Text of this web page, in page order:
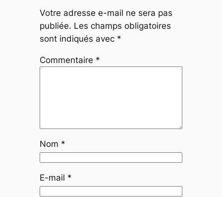
Votre adresse e-mail ne sera pas
publiée. Les champs obligatoires
sont indiqués avec *
Commentaire *
Nom *
E-mail *